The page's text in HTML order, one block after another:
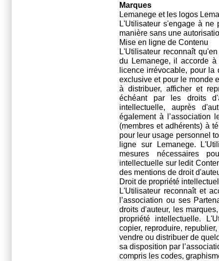
Marques
Lemanege et les logos
L'Utilisateur s'engage à ne
manière sans une
Mise en ligne de Contenu
L'Utilisateur reconnaît
du Lemanege, il accorde
licence irrévocable, pour la
exclusive et pour le monde
à distribuer, afficher et
échéant par les droits
intellectuelle, auprès
également à l’association
(membres et adhérents) à
pour leur usage personnel
ligne sur Lemanege.
mesures nécessaires
intellectuelle sur ledit
des mentions de droit
Droit de propriété
L'Utilisateur reconnaît et
l’association ou ses
droits d'auteur, les
propriété intellectuelle.
copier, reproduire,
vendre ou distribuer de
sa disposition par
compris les codes,